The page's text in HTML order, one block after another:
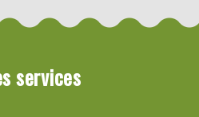
services